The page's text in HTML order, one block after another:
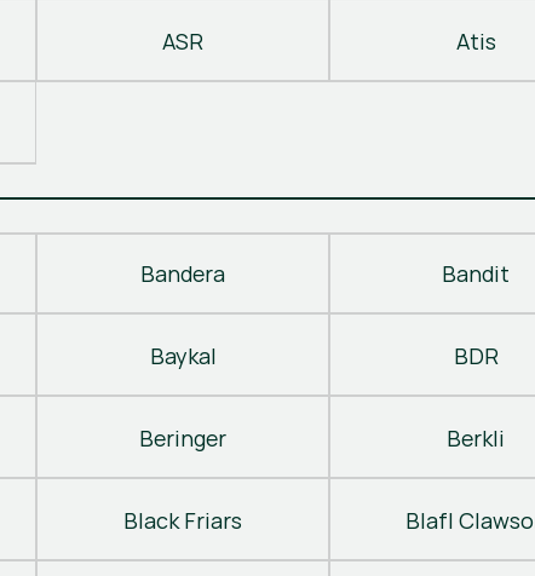
ASR Atis
Bandera Bandit
Baykal BDR
Beringer Berkli
Black Friars Blafl